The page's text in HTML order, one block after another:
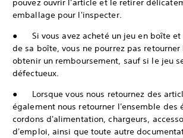
pouvez ouvrir l'article et le retirer
emballage pour l'inspecter.
● Si vous avez acheté un jeu en boîte et
de sa boîte, vous ne pourrez pas
obtenir un remboursement, sauf si le jeu
défectueux.
● Lorsque vous nous retournez des
également nous retourner l'ensemble des
cordons d'alimentation, chargeurs,
d'emploi, ainsi que toute autre